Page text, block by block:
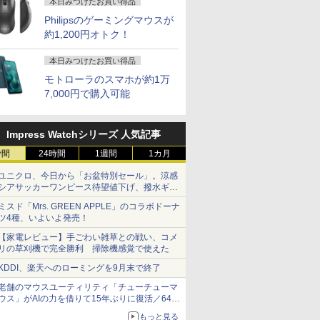
Philipsのゲーミングマウスが
約1,200円オトク！
本日みつけたお買い得品
モトローラのスマホが約1万
7,000円で購入可能
Impress Watchシリーズ 人気記事
24時間 1週間 1カ月
ニクロ、今日から「お盆特別セール」。涼感
アサッカーワンピース待望値下げ、撥水ギア
ョーツは1990円に
スド「Mrs. GREEN APPLE」のコラボドーナ
4種、いよいよ発売！
家電レビュー】手ごわい雑草との戦い、コメ
の草刈機で完全勝利 掃除機感覚で使えた
、楽天へのローミングを9月末で終了
舗のマウスユーティリティ「チューチューマ
ス」がAIの力を借りて15年ぶりに復活／64bit
、Windows 10/11、「Chrome」も走り回
もっと見る